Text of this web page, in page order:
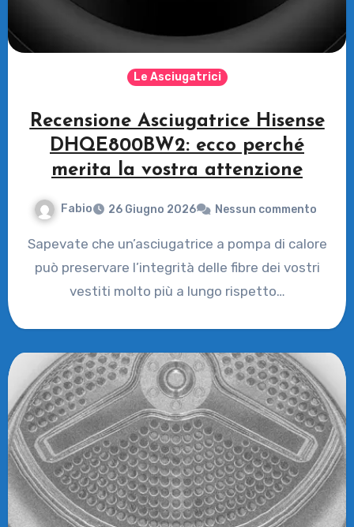
Le Asciugatrici
Recensione Asciugatrice Hisense
DHQE800BW2: ecco perché
merita la vostra attenzione
Fabio 26 Giugno 2026 Nessun commento
Sapevate che un’asciugatrice a pompa di calore
può preservare l’integrità delle fibre dei vostri
vestiti molto più a lungo rispetto…